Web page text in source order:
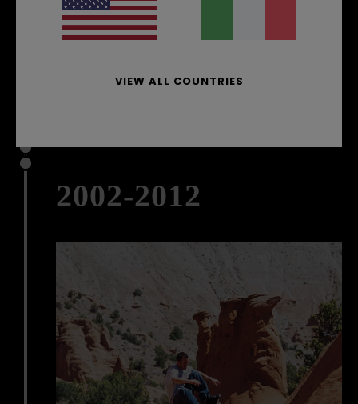
È iniziato tutto in sordina, ai tempi in cui lo
skateboard era riservato al gotha del
all’enorme popolarità vissuta negli anni ’80,
2002-2012
VIEW ALL COUNTRIES